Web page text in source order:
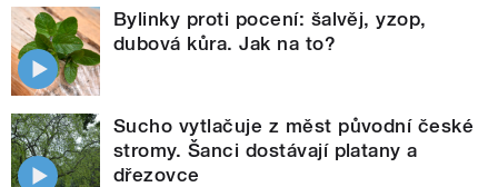
Bylinky proti pocení: šalvěj, yzop,
dubová kůra. Jak na to?
Sucho vytlačuje z měst původní české
stromy. Šanci dostávají platany a
dřezovce